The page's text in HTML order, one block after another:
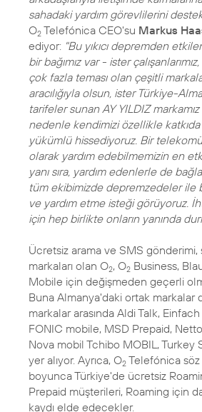
sahadaki yardım görevlilerini
O2 Telefónica CEO'su Markus
ediyor: "Bu yıkıcı depremden
bir bağımız var - ister
çok fazla teması olan çeşitli
aracılığıyla olsun, ister Türkiye-
tarifeler sunan AY YILDIZ markamız
nedenle kendimizi özellikle
yükümlü hissediyoruz. Bir
olarak yardım edebilmemizin en
yanı sıra, yardım edenlerle de
tüm ekibimizde depremzedeler ile
ve yardım etme isteği görüyoruz.
için hep birlikte onların yanında
Ücretsiz arama ve SMS
markaları olan O2, O2 Business,
Mobile için değişmeden geçerli
Buna Almanya'daki ortak markalar
markalar arasında Aldi Talk,
FONIC mobile, MSD Prepaid,
Nova mobil Tchibo MOBIL, Turkey
yer alıyor. Ayrıca, O2 Telefónica
boyunca Türkiye'de ücretsiz
Prepaid müşterileri, Roaming için
kaydı elde edecekler.